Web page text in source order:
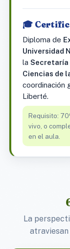
🎓
Diploma de
Universidad
la Secretaría
Ciencias de
coordinación
Liberté.
Requisito:
vivo, o
en el aula.
La